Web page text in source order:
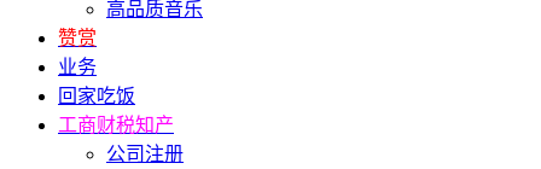
高品质音乐
赞赏
业务
回家吃饭
工商财税知产
公司注册